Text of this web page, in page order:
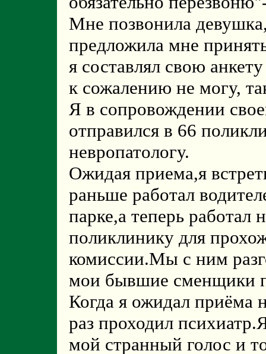
Мне позвонила
предложила мне
я cоставлял свою
к сожалению не могу,
Я в сопровождении
отправился в 66
невропатологу.
Ожидая приема,я
раньше работал
парке,а теперь
поликлинику для
комиссии.Мы с ним
мои бывшие сменщики
Когда я ожидал приёма
раз проходил
мой странный голос и